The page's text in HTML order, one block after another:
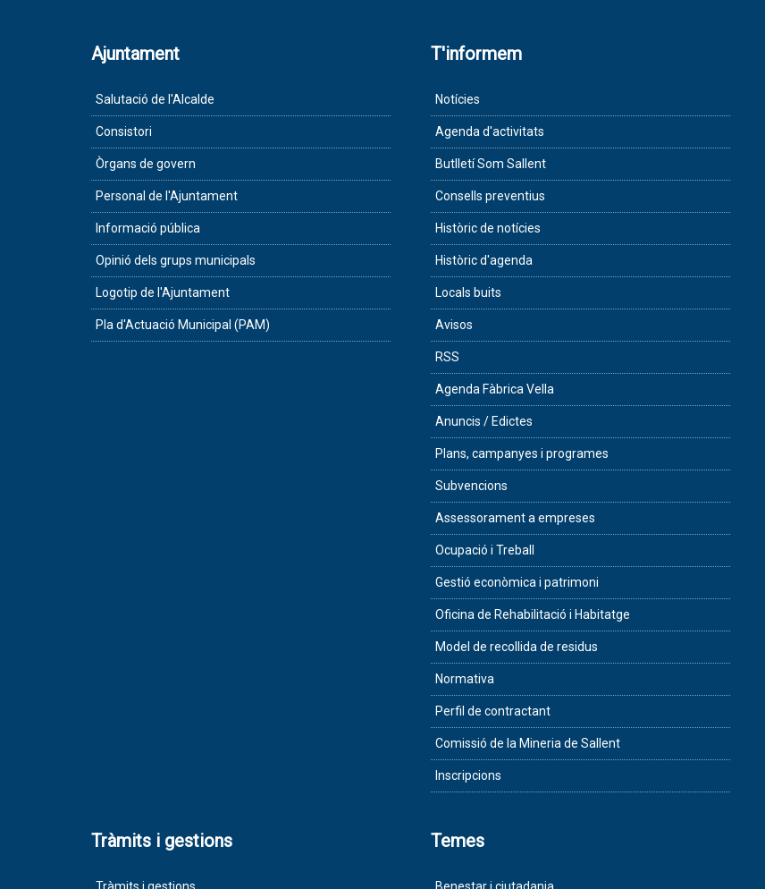
Ajuntament
Salutació de l'Alcalde
Consistori
Òrgans de govern
Personal de l'Ajuntament
Informació pública
Opinió dels grups municipals
Logotip de l'Ajuntament
Pla d'Actuació Municipal (PAM)
T'informem
Notícies
Agenda d'activitats
Butlletí Som Sallent
Consells preventius
Històric de notícies
Històric d'agenda
Locals buits
Avisos
RSS
Agenda Fàbrica Vella
Anuncis / Edictes
Plans, campanyes i programes
Subvencions
Assessorament a empreses
Ocupació i Treball
Gestió econòmica i patrimoni
Oficina de Rehabilitació i Habitatge
Model de recollida de residus
Normativa
Perfil de contractant
Comissió de la Mineria de Sallent
Inscripcions
Tràmits i gestions Temes